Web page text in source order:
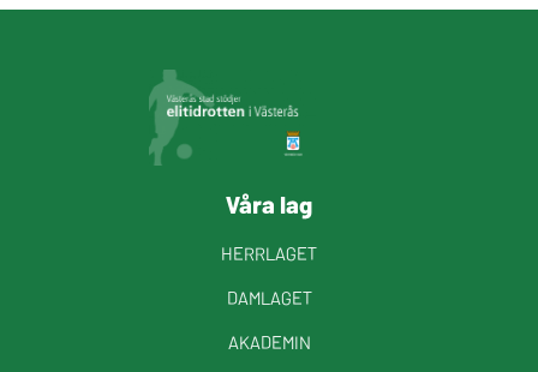
Våra lag
HERRLAGET
DAMLAGET
AKADEMIN